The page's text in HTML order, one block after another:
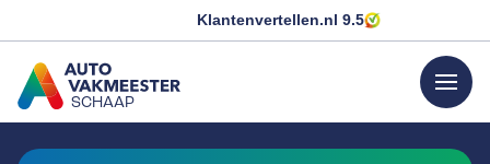
Klantenvertellen.nl 9.5
SCHAAP
GA NAAR DE HOMEPAGINA
menu